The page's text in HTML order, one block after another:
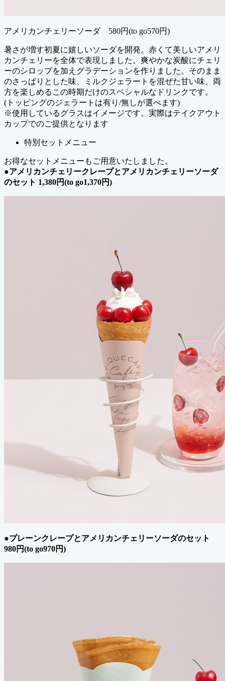
アメリカンチェリーソーダ 580円(to go570円)
暑さが増す初夏に嬉しいソーダを開発。赤くて美しいアメリ
カンチェリーを全体で表現しました。爽やかな炭酸にチェリ
ーのシロップを加えグラデーションを作りました。そのまま
のさっぱりとした味、ミルクジェラートを混ぜた甘い味、両
方を楽しめるこの時期だけのスペシャルなドリンクです。
(トッピングのジェラートは有り/無しが選べます)
※使用しているグラスはイメージです。実際はテイクアウト
カップでのご提供となります
特別セットメニュー
お得なセットメニューもご用意いたしました。
●アメリカンチェリークレープとアメリカンチェリーソーダ
のセット 1,380円(to go1,370円)
●プレーンクレープとアメリカンチェリーソーダのセット
980円(to go970円)